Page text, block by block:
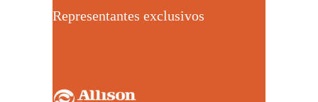
Representantes exclusivos